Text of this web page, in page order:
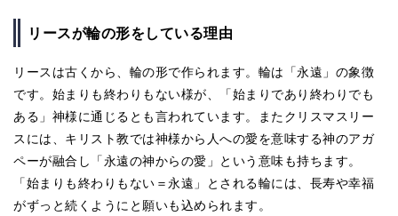
リースが輪の形をしている理由
リースは古くから、輪の形で作られます。輪は「永遠」の象徴
です。始まりも終わりもない様が、「始まりであり終わりでも
ある」神様に通じるとも言われています。またクリスマスリー
スには、キリスト教では神様から人への愛を意味する神のアガ
ペーが融合し「永遠の神からの愛」という意味も持ちます。
「始まりも終わりもない＝永遠」とされる輪には、長寿や幸福
がずっと続くようにと願いも込められます。